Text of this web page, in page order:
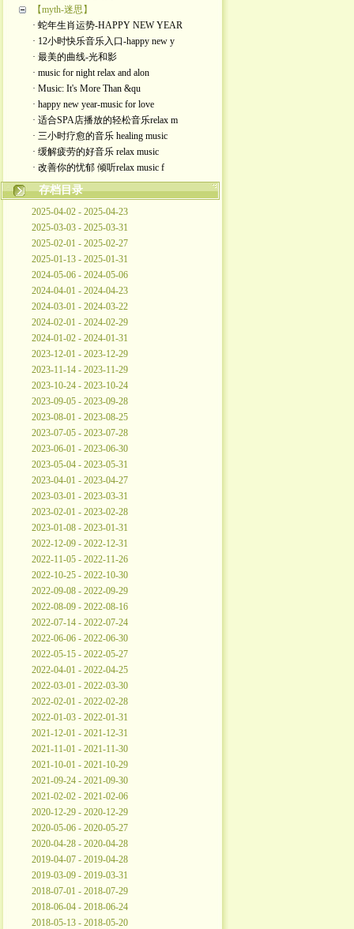
【myth-迷思】
· 蛇年生肖运势-HAPPY NEW YEAR
· 12小时快乐音乐入口-happy new y
· 最美的曲线-光和影
· music for night relax and alon
· Music: It's More Than &qu
· happy new year-music for love
· 适合SPA店播放的轻松音乐relax m
· 三小时疗愈的音乐 healing music
· 缓解疲劳的好音乐 relax music
· 改善你的忧郁 倾听relax music f
存档目录
2025-04-02 - 2025-04-23
2025-03-03 - 2025-03-31
2025-02-01 - 2025-02-27
2025-01-13 - 2025-01-31
2024-05-06 - 2024-05-06
2024-04-01 - 2024-04-23
2024-03-01 - 2024-03-22
2024-02-01 - 2024-02-29
2024-01-02 - 2024-01-31
2023-12-01 - 2023-12-29
2023-11-14 - 2023-11-29
2023-10-24 - 2023-10-24
2023-09-05 - 2023-09-28
2023-08-01 - 2023-08-25
2023-07-05 - 2023-07-28
2023-06-01 - 2023-06-30
2023-05-04 - 2023-05-31
2023-04-01 - 2023-04-27
2023-03-01 - 2023-03-31
2023-02-01 - 2023-02-28
2023-01-08 - 2023-01-31
2022-12-09 - 2022-12-31
2022-11-05 - 2022-11-26
2022-10-25 - 2022-10-30
2022-09-08 - 2022-09-29
2022-08-09 - 2022-08-16
2022-07-14 - 2022-07-24
2022-06-06 - 2022-06-30
2022-05-15 - 2022-05-27
2022-04-01 - 2022-04-25
2022-03-01 - 2022-03-30
2022-02-01 - 2022-02-28
2022-01-03 - 2022-01-31
2021-12-01 - 2021-12-31
2021-11-01 - 2021-11-30
2021-10-01 - 2021-10-29
2021-09-24 - 2021-09-30
2021-02-02 - 2021-02-06
2020-12-29 - 2020-12-29
2020-05-06 - 2020-05-27
2020-04-28 - 2020-04-28
2019-04-07 - 2019-04-28
2019-03-09 - 2019-03-31
2018-07-01 - 2018-07-29
2018-06-04 - 2018-06-24
2018-05-13 - 2018-05-20